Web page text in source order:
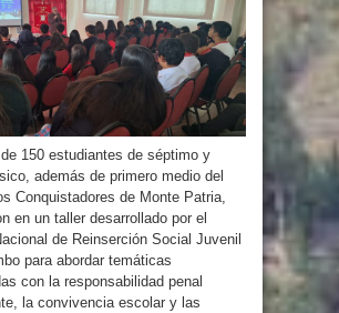
150 estudiantes de séptimo y
además de primero medio del
Conquistadores de Monte Patria,
en un taller desarrollado por el
de Reinserción Social Juvenil
para abordar temáticas
con la responsabilidad penal
la convivencia escolar y las